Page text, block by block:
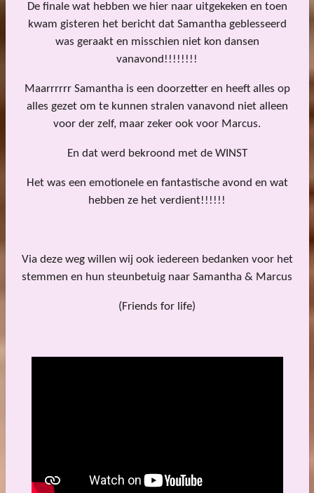
De finale wat hebben we hier naar uitgekeken en toen
kwam gisteren het bericht dat Samantha geblesseerd
was geraakt en misschien niet kon dansen
vanavond!!!!!!!!
Maarrrrrr Samantha is een doorzetter en heeft alles op
alles gezet om te kunnen stralen vanavond niet alleen
voor der zelf, maar zeker ook voor Marcus.
En dat werd bekroond met de WINST
Het was een emotionele en fantastische avond en wat
hebben ze het verdient!!!!!!
Via deze weg willen wij ook iedereen bedanken voor het
stemmen en hun steunbetuig naar Samantha & Marcus
(Friends for life)